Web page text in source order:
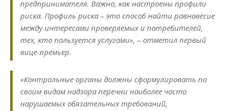
предпринимателя. Важно, как настроены профили
риска. Профиль риска – это способ найти равновесие
между интересами проверяемых и потребителей,
тех, кто пользуется услугами», – отметил первый
вице-премьер.
«Контрольные органы должны сформулировать по
своим видам надзора перечни наиболее часто
нарушаемых обязательных требований,